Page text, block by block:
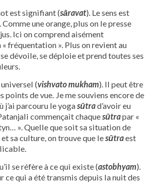
est signifiant (sāravat). Le sens est
une orange, plus on le presse
Ici on comprend aisément
fréquentation ». Plus on revient au
dévoile, se déploie et prend toutes ses
(vishvato mukham). Il peut être
points de vue. Je me souviens encore de
j’ai parcouru le yoga sūtrad’avoir eu
commençait chaque sūtrapar «
». Quelle que soit sa situation de
sa culture, on trouve que le sūtraest
se réfère à ce qui existe (astobhyam).
ce qui a été transmis depuis la nuit des